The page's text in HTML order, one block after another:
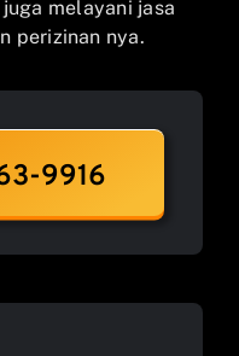
melayani jasa
perizinan nya.
9916